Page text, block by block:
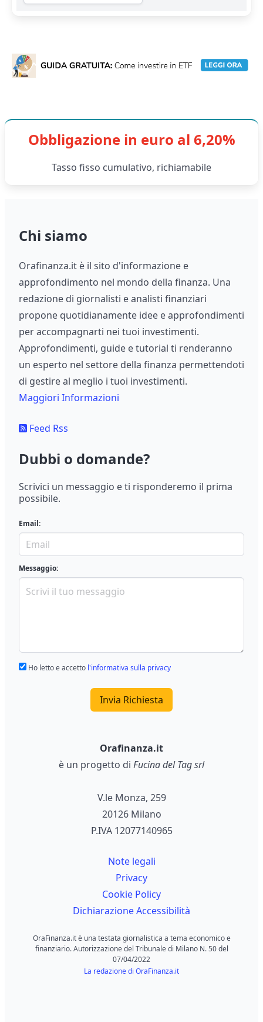
Obbligazione in euro al 6,20%
Tasso fisso cumulativo, richiamabile
Chi siamo
Orafinanza.it è il sito d'informazione e
approfondimento nel mondo della finanza. Una
redazione di giornalisti e analisti finanziari
propone quotidianamente idee e approfondimenti
per accompagnarti nei tuoi investimenti.
Approfondimenti, guide e tutorial ti renderanno
un esperto nel settore della finanza permettendoti
di gestire al meglio i tuoi investimenti.
Maggiori Informazioni
Feed Rss
Dubbi o domande?
Scrivici un messaggio e ti risponderemo il prima
possibile.
Email:
Messaggio:
Ho letto e accetto l'informativa sulla privacy
Invia Richiesta
Orafinanza.it
è un progetto di Fucina del Tag srl
V.le Monza, 259
20126 Milano
P.IVA 12077140965
Note legali
Privacy
Cookie Policy
Dichiarazione Accessibilità
OraFinanza.it è una testata giornalistica a tema economico e
finanziario. Autorizzazione del Tribunale di Milano N. 50 del
07/04/2022
La redazione di OraFinanza.it